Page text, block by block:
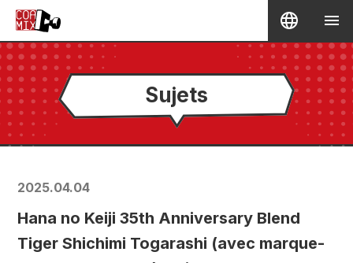
Sujets
2025.04.04
Hana no Keiji 35th Anniversary Blend
Tiger Shichimi Togarashi (avec marque-